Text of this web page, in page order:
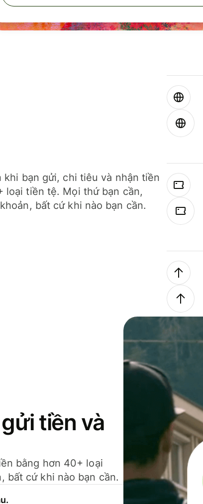
khi bạn gửi, chi tiêu và nhận tiền
loại tiền tệ. Mọi thứ bạn cần,
bất cứ khi nào bạn cần.
tiền và
bằng hơn 40+ loại
bất cứ khi nào bạn cần.